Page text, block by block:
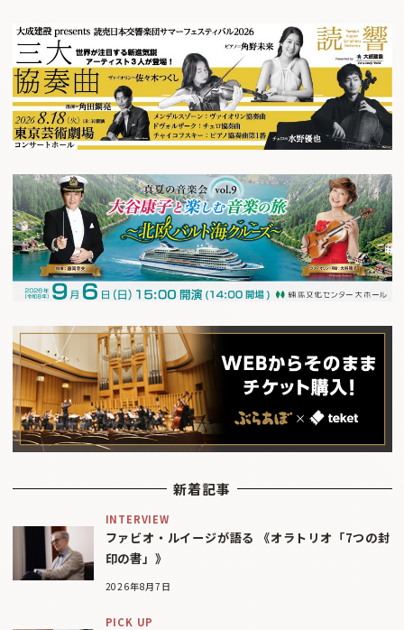
新着記事
INTERVIEW
ファビオ・ルイージが語る 《オラトリオ「7つの封
印の書」》
2026年8月7日
PICK UP